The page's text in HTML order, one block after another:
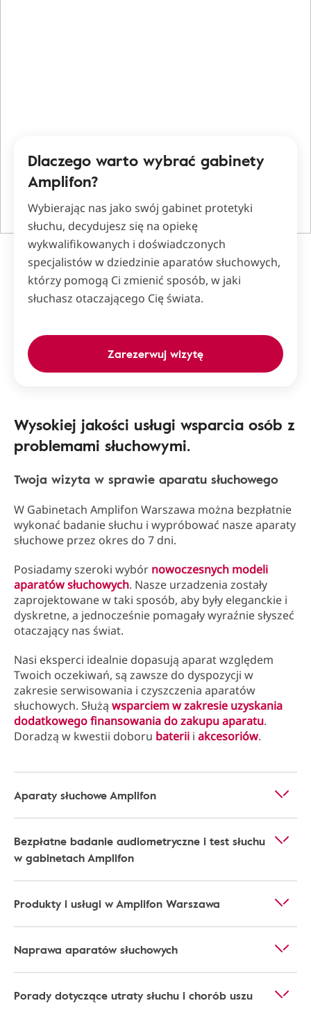
Dlaczego warto wybrać gabinety
Amplifon?
Wybierając nas jako swój gabinet protetyki
słuchu, decydujesz się na opiekę
wykwalifikowanych i doświadczonych
specjalistów w dziedzinie aparatów słuchowych,
którzy pomogą Ci zmienić sposób, w jaki
słuchasz otaczającego Cię świata.
Zarezerwuj wizytę
Wysokiej jakości usługi wsparcia osób z
problemami słuchowymi.
Twoja wizyta w sprawie aparatu słuchowego
W Gabinetach Amplifon Warszawa można bezpłatnie
wykonać badanie słuchu i wypróbować nasze aparaty
słuchowe przez okres do 7 dni.
Posiadamy szeroki wybór nowoczesnych modeli
aparatów słuchowych. Nasze urzadzenia zostały
zaprojektowane w taki sposób, aby były eleganckie i
dyskretne, a jednocześnie pomagały wyraźnie słyszeć
otaczający nas świat.
Nasi eksperci idealnie dopasują aparat względem
Twoich oczekiwań, są zawsze do dyspozycji w
zakresie serwisowania i czyszczenia aparatów
słuchowych. Służą wsparciem w zakresie uzyskania
dodatkowego finansowania do zakupu aparatu.
Doradzą w kwestii doboru baterii i akcesoriów.
Aparaty słuchowe Amplifon
Bezpłatne badanie audiometryczne i test słuchu
w gabinetach Amplifon
Produkty i usługi w Amplifon Warszawa
Naprawa aparatów słuchowych
Porady dotyczące utraty słuchu i chorób uszu